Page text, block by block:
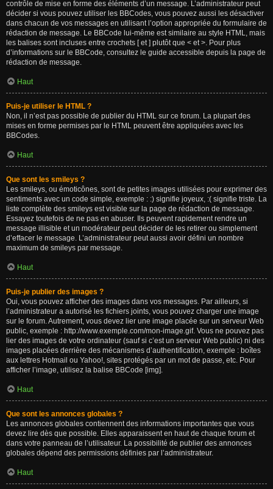
contrôle de mise en forme des éléments d’un message. L’administrateur peut
décider si vous pouvez utiliser les BBCodes, vous pouvez aussi les désactiver
dans chacun de vos messages en utilisant l’option appropriée du formulaire de
rédaction de message. Le BBCode lui-même est similaire au style HTML, mais
les balises sont incluses entre crochets [ et ] plutôt que < et >. Pour plus
d’informations sur le BBCode, consultez le guide accessible depuis la page de
rédaction de message.
Haut
Puis-je utiliser le HTML ?
Non, il n’est pas possible de publier du HTML sur ce forum. La plupart des
mises en forme permises par le HTML peuvent être appliquées avec les
BBCodes.
Haut
Que sont les smileys ?
Les smileys, ou émoticônes, sont de petites images utilisées pour exprimer des
sentiments avec un code simple, exemple : :) signifie joyeux, :( signifie triste. La
liste complète des smileys est visible sur la page de rédaction de message.
Essayez toutefois de ne pas en abuser. Ils peuvent rapidement rendre un
message illisible et un modérateur peut décider de les retirer ou simplement
d’effacer le message. L’administrateur peut aussi avoir défini un nombre
maximum de smileys par message.
Haut
Puis-je publier des images ?
Oui, vous pouvez afficher des images dans vos messages. Par ailleurs, si
l’administrateur a autorisé les fichiers joints, vous pouvez charger une image
sur le forum. Autrement, vous devez lier une image placée sur un serveur Web
public, exemple : http://www.exemple.com/mon-image.gif. Vous ne pouvez pas
lier des images de votre ordinateur (sauf si c’est un serveur Web public) ni des
images placées derrière des mécanismes d’authentification, exemple : boîtes
aux lettres Hotmail ou Yahoo!, sites protégés par un mot de passe, etc. Pour
afficher l’image, utilisez la balise BBCode [img].
Haut
Que sont les annonces globales ?
Les annonces globales contiennent des informations importantes que vous
devez lire dès que possible. Elles apparaissent en haut de chaque forum et
dans votre panneau de l’utilisateur. La possibilité de publier des annonces
globales dépend des permissions définies par l’administrateur.
Haut